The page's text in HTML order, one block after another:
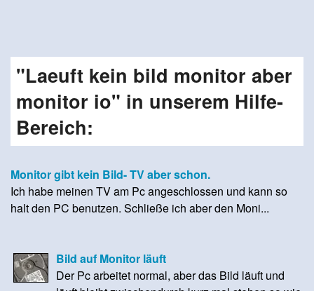
"Laeuft kein bild monitor aber
monitor io" in unserem Hilfe-
Bereich:
Monitor gibt kein Bild- TV aber schon.
Ich habe meinen TV am Pc angeschlossen und kann so
halt den PC benutzen. Schließe ich aber den Moni...
Bild auf Monitor läuft
Der Pc arbeitet normal, aber das Bild läuft und